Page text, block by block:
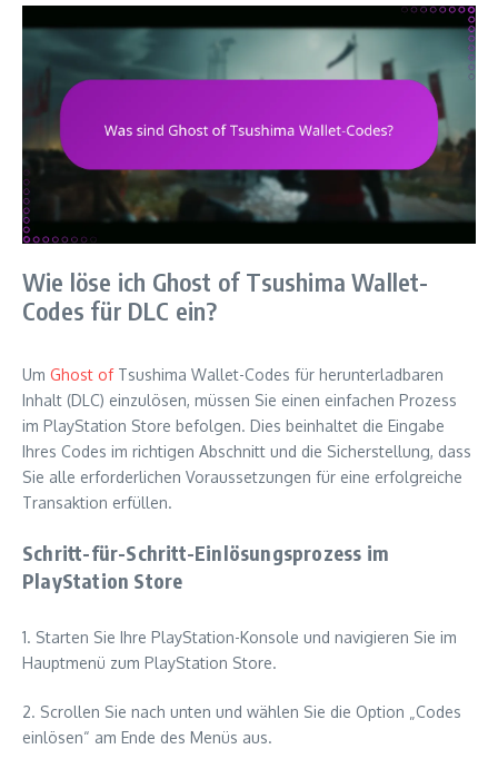
Wie löse ich Ghost of Tsushima Wallet-
Codes für DLC ein?
Um Ghost ofTsushima Wallet-Codes für herunterladbaren
Inhalt (DLC) einzulösen, müssen Sie einen einfachen Prozess
im PlayStation Store befolgen. Dies beinhaltet die Eingabe
Ihres Codes im richtigen Abschnitt und die Sicherstellung, dass
Sie alle erforderlichen Voraussetzungen für eine erfolgreiche
Transaktion erfüllen.
Schritt-für-Schritt-Einlösungsprozess im
PlayStation Store
1. Starten Sie Ihre PlayStation-Konsole und navigieren Sie im
Hauptmenü zum PlayStation Store.
2. Scrollen Sie nach unten und wählen Sie die Option „Codes
einlösen“ am Ende des Menüs aus.